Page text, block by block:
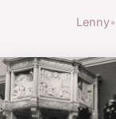
Lenny•